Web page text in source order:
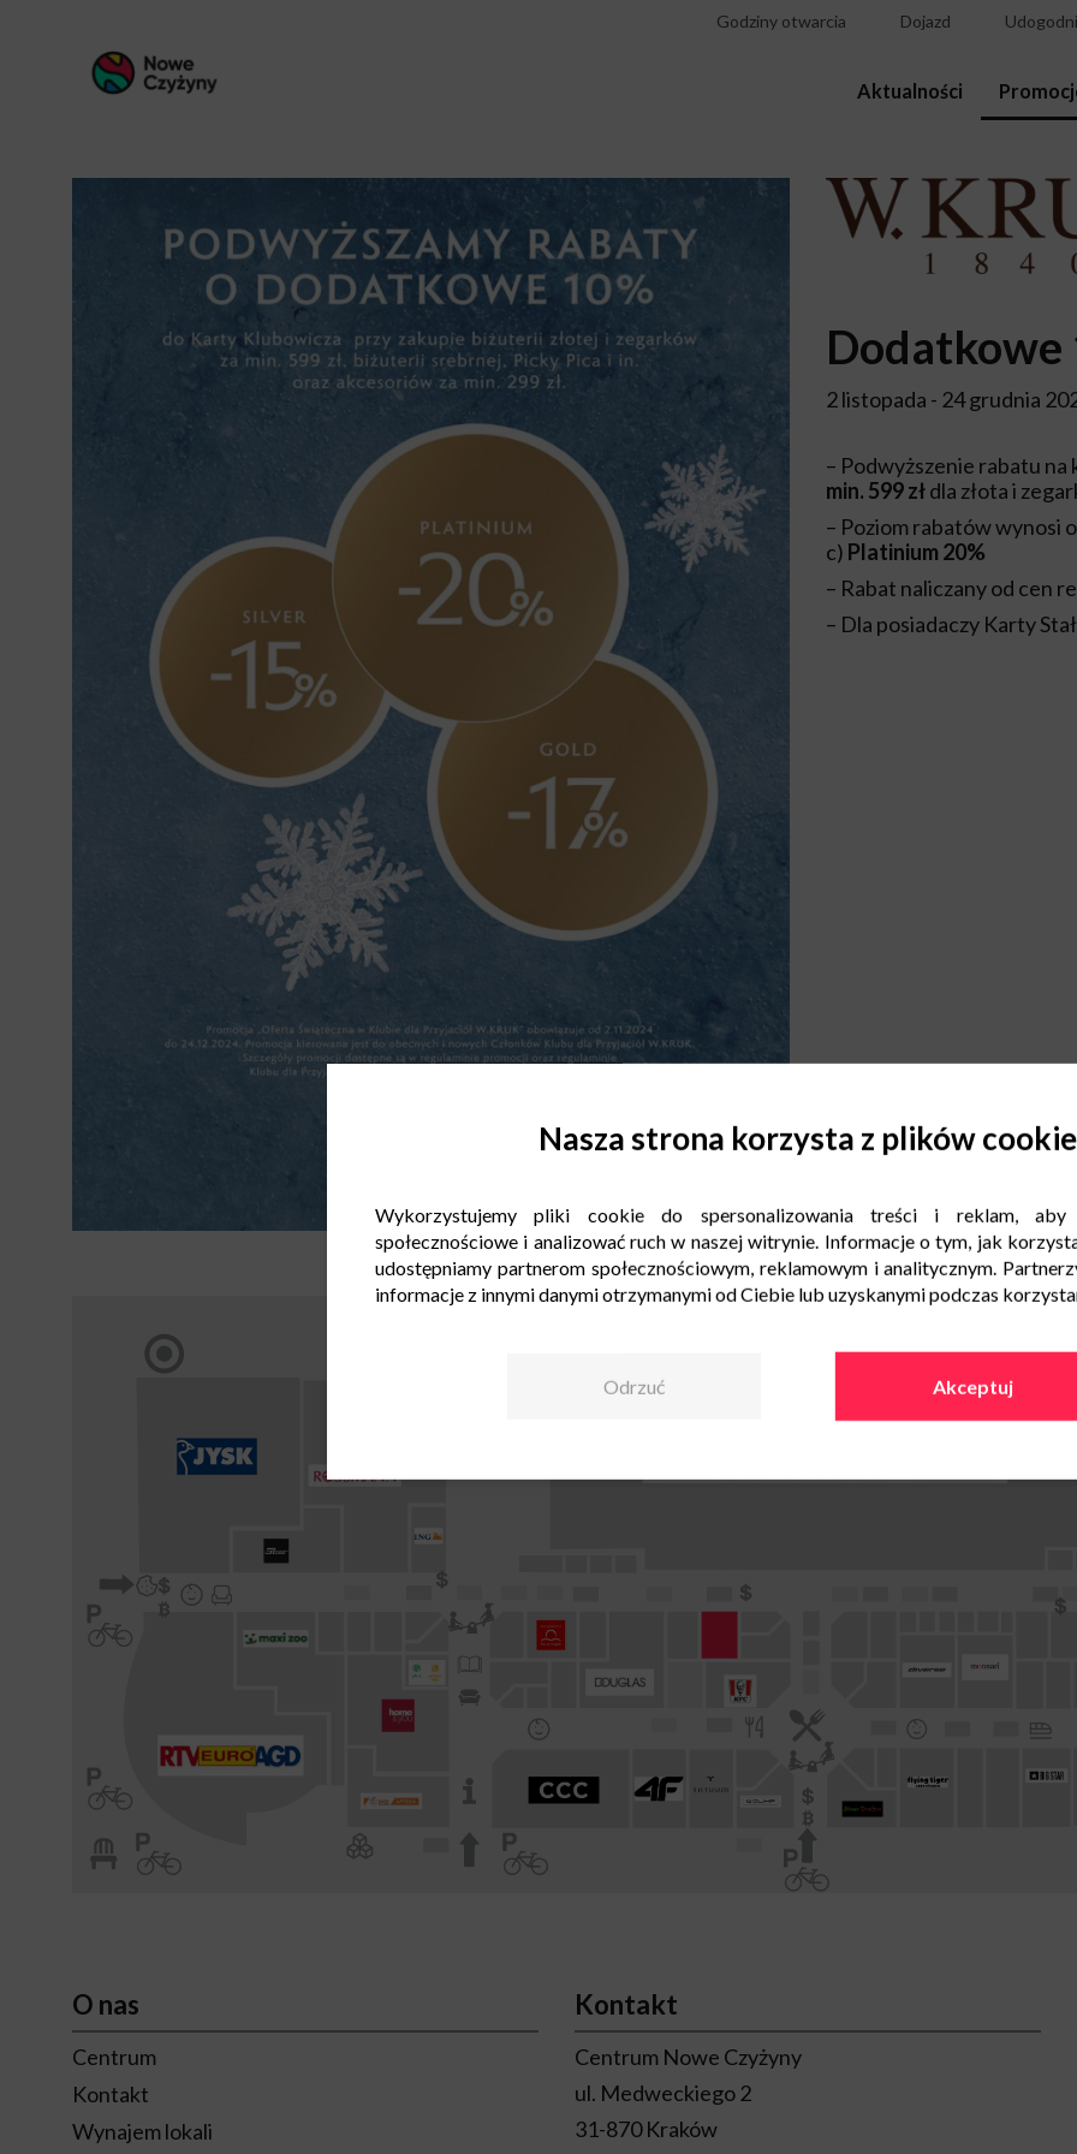
Godziny otwarcia Dojazd
Aktualności
Dodatkowe
2 listopada - 24 grudnia
– Podwyższenie rabatu na
min. 599 złdla złota i
– Poziom rabatów wynosi
c) Platinium 20%
– Rabat naliczany od cen
– Dla posiadaczy Karty
O nas
Centrum
Kontakt
Wynajem lokali
Kontakt
Centrum Nowe Czyżyny
ul. Medweckiego 2
31-870 Kraków
Nasza strona korzysta z plików cookie
Wykorzystujemy pliki cookie do spersonalizowania treści i reklam, aby
społecznościowe i analizować ruch w naszej witrynie. Informacje o tym, jak
udostępniamy partnerom społecznościowym, reklamowym i analitycznym.
informacje z innymi danymi otrzymanymi od Ciebie lub uzyskanymi podczas
Odrzuć Akceptuj